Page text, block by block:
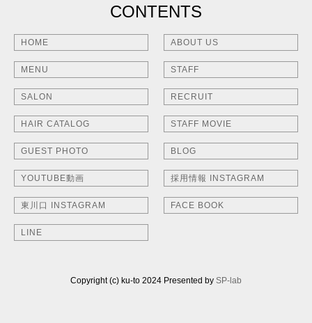
CONTENTS
HOME ABOUT US
MENU STAFF
SALON RECRUIT
HAIR CATALOG STAFF MOVIE
GUEST PHOTO BLOG
YOUTUBE動画 採用情報 INSTAGRAM
東川口 INSTAGRAM FACE BOOK
LINE
Copyright (c) ku-to 2024 Presented by SP-lab